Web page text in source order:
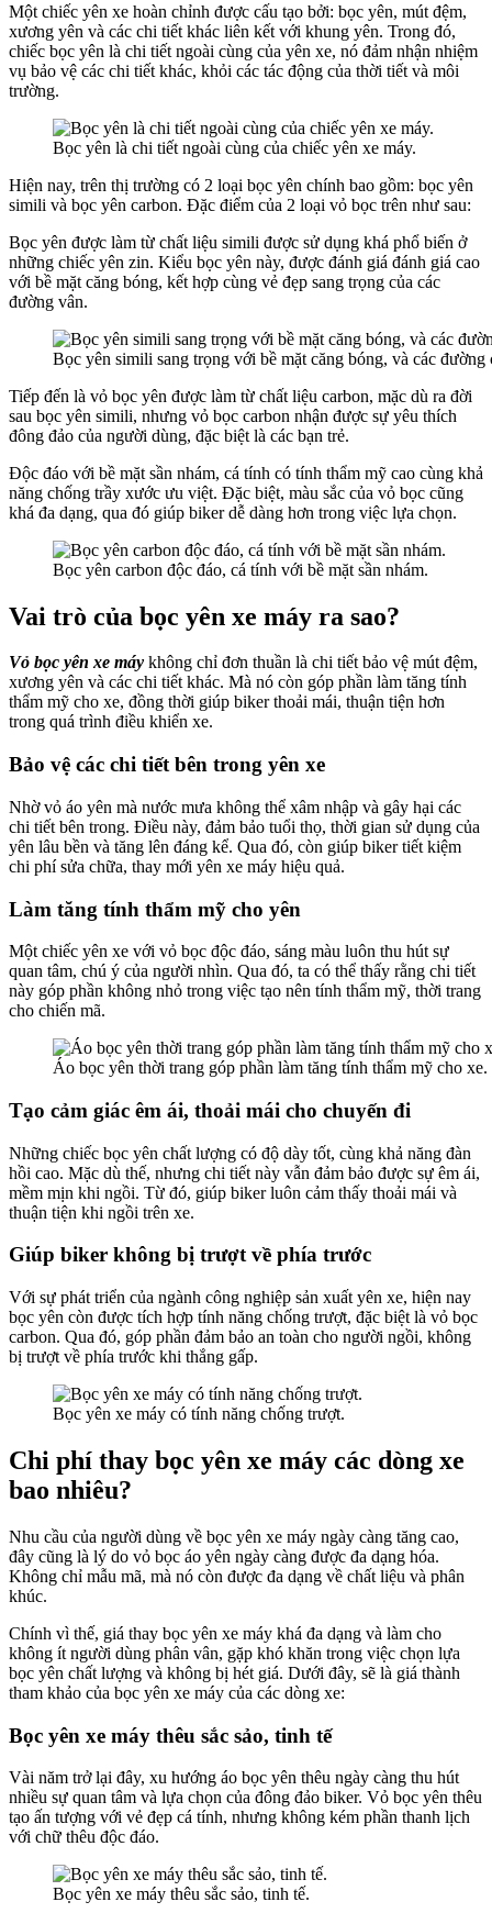
Một chiếc yên xe hoàn chỉnh được cấu tạo bởi: bọc yên, mút đệm,
xương yên và các chi tiết khác liên kết với khung yên. Trong đó,
chiếc bọc yên là chi tiết ngoài cùng của yên xe, nó đảm nhận nhiệm
vụ bảo vệ các chi tiết khác, khỏi các tác động của thời tiết và môi
trường.
Bọc yên là chi tiết ngoài cùng của chiếc yên xe máy.
Hiện nay, trên thị trường có 2 loại bọc yên chính bao gồm: bọc yên
simili và bọc yên carbon. Đặc điểm của 2 loại vỏ bọc trên như sau:
Bọc yên được làm từ chất liệu simili được sử dụng khá phổ biến ở
những chiếc yên zin. Kiểu bọc yên này, được đánh giá đánh giá cao
với bề mặt căng bóng, kết hợp cùng vẻ đẹp sang trọng của các
đường vân.
Bọc yên simili sang trọng với bề mặt căng bóng, và các đường
Tiếp đến là vỏ bọc yên được làm từ chất liệu carbon, mặc dù ra đời
sau bọc yên simili, nhưng vỏ bọc carbon nhận được sự yêu thích
đông đảo của người dùng, đặc biệt là các bạn trẻ.
Độc đáo với bề mặt sần nhám, cá tính có tính thẩm mỹ cao cùng khả
năng chống trầy xước ưu việt. Đặc biệt, màu sắc của vỏ bọc cũng
khá đa dạng, qua đó giúp biker dễ dàng hơn trong việc lựa chọn.
Bọc yên carbon độc đáo, cá tính với bề mặt sần nhám.
Vai trò của bọc yên xe máy ra sao?
Vỏ bọc yên xe máy không chỉ đơn thuần là chi tiết bảo vệ mút đệm,
xương yên và các chi tiết khác. Mà nó còn góp phần làm tăng tính
thẩm mỹ cho xe, đồng thời giúp biker thoải mái, thuận tiện hơn
trong quá trình điều khiển xe.
Bảo vệ các chi tiết bên trong yên xe
Nhờ vỏ áo yên mà nước mưa không thể xâm nhập và gây hại các
chi tiết bên trong. Điều này, đảm bảo tuổi thọ, thời gian sử dụng của
yên lâu bền và tăng lên đáng kể. Qua đó, còn giúp biker tiết kiệm
chi phí sửa chữa, thay mới yên xe máy hiệu quả.
Làm tăng tính thẩm mỹ cho yên
Một chiếc yên xe với vỏ bọc độc đáo, sáng màu luôn thu hút sự
quan tâm, chú ý của người nhìn. Qua đó, ta có thể thấy rằng chi tiết
này góp phần không nhỏ trong việc tạo nên tính thẩm mỹ, thời trang
cho chiến mã.
Áo bọc yên thời trang góp phần làm tăng tính thẩm mỹ cho xe.
Tạo cảm giác êm ái, thoải mái cho chuyến đi
Những chiếc bọc yên chất lượng có độ dày tốt, cùng khả năng đàn
hồi cao. Mặc dù thế, nhưng chi tiết này vẫn đảm bảo được sự êm ái,
mềm mịn khi ngồi. Từ đó, giúp biker luôn cảm thấy thoải mái và
thuận tiện khi ngồi trên xe.
Giúp biker không bị trượt về phía trước
Với sự phát triển của ngành công nghiệp sản xuất yên xe, hiện nay
bọc yên còn được tích hợp tính năng chống trượt, đặc biệt là vỏ bọc
carbon. Qua đó, góp phần đảm bảo an toàn cho người ngồi, không
bị trượt về phía trước khi thắng gấp.
Bọc yên xe máy có tính năng chống trượt.
Chi phí thay bọc yên xe máy các dòng xe
bao nhiêu?
Nhu cầu của người dùng về bọc yên xe máy ngày càng tăng cao,
đây cũng là lý do vỏ bọc áo yên ngày càng được đa dạng hóa.
Không chỉ mẫu mã, mà nó còn được đa dạng về chất liệu và phân
khúc.
Chính vì thế, giá thay bọc yên xe máy khá đa dạng và làm cho
không ít người dùng phân vân, gặp khó khăn trong việc chọn lựa
bọc yên chất lượng và không bị hét giá. Dưới đây, sẽ là giá thành
tham khảo của bọc yên xe máy của các dòng xe:
Bọc yên xe máy thêu sắc sảo, tinh tế
Vài năm trở lại đây, xu hướng áo bọc yên thêu ngày càng thu hút
nhiều sự quan tâm và lựa chọn của đông đảo biker. Vỏ bọc yên thêu
tạo ấn tượng với vẻ đẹp cá tính, nhưng không kém phần thanh lịch
với chữ thêu độc đáo.
Bọc yên xe máy thêu sắc sảo, tinh tế.